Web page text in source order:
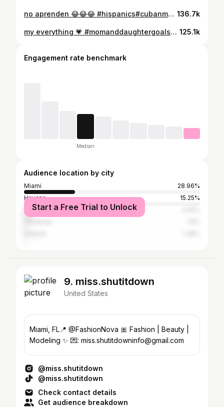
no aprenden 😂😂😂 #hispanics#cubanmomsbelike#funny#fyp 136.7k
my everything 💗 #momanddaughtergoals#moms#fyp#emotional 125.1k
Engagement rate benchmark
Median
Audience location by city
Miami
28.96%
Havana
15.25%
Miami Beach
Start a Free Trial to Unlock
9. miss.shutitdown
United States
Miami, FL📍 @FashionNova 🎀 Fashion | Beauty |
Modeling ✨ 💌: miss.shutitdowninfo@gmail.com
@miss.shutitdown
@miss.shutitdown
Check contact details
Get audience breakdown